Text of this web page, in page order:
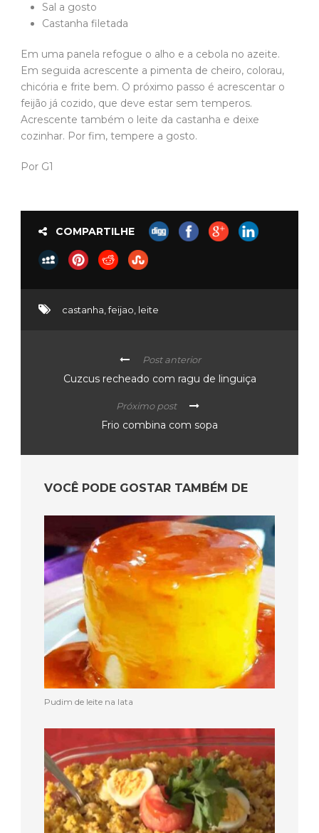
Sal a gosto
Castanha filetada
Em uma panela refogue o alho e a cebola no azeite.
Em seguida acrescente a pimenta de cheiro, colorau,
chicória e frite bem. O próximo passo é acrescentar o
feijão já cozido, que deve estar sem temperos.
Acrescente também o leite da castanha e deixe
cozinhar. Por fim, tempere a gosto.
Por G1
COMPARTILHE
castanha,feijao, leite
Post anterior
Cuzcus recheado com ragu de linguiça
Próximo post
Frio combina com sopa
VOCÊ PODE GOSTAR TAMBÉM DE
Pudim de leite na lata